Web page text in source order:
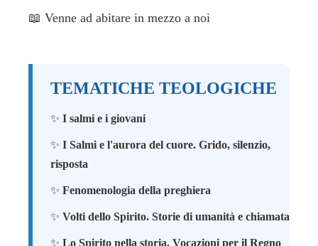
📖 Venne ad abitare in mezzo a noi
TEMATICHE TEOLOGICHE
✨ I salmi e i giovani
✨ I Salmi e l'aurora del cuore. Grido, silenzio,
risposta
✨ Fenomenologia della preghiera
✨ Volti dello Spirito. Storie di umanità e chiamata
✨ Lo Spirito nella storia. Vocazioni per il Regno